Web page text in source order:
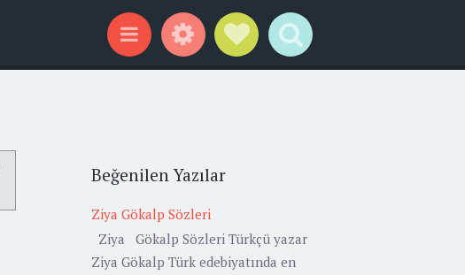
Menu WidgetsSocial Links
Search
Beğenilen Yazılar
Ziya Gökalp Sözleri
Ziya Gökalp Sözleri Türkçü yazar
Ziya Gökalp Türk edebiyatında en